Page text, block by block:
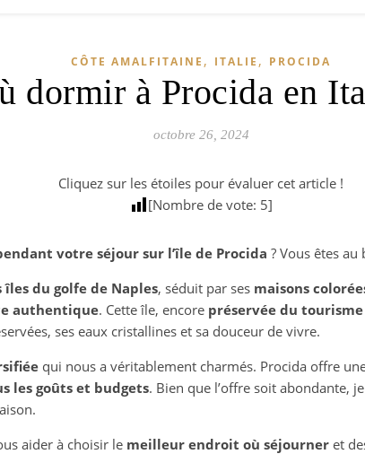
CÔTE AMALFITAINE , ITALIE , PROCIDA
dormir à Procida en
octobre 26, 2024
Cliquez sur les étoiles pour évaluer cet article !
[Nombre de vote: 5]
votre séjour sur l’île de Procida ? Vous êtes
du golfe de Naples, séduit par ses maisons
authentique. Cette île, encore préservée du tourisme
ses eaux cristallines et sa douceur de vivre.
qui nous a véritablement charmés. Procida offre
les goûts et budgets. Bien que l’offre soit abondante,
aider à choisir le meilleur endroit où séjourneret